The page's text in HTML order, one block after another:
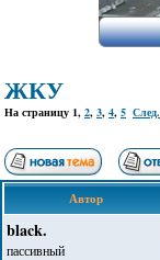
ЖКУ
На страницу 1, 2, 3, 4, 5 След.
Автор
black.
пассивный